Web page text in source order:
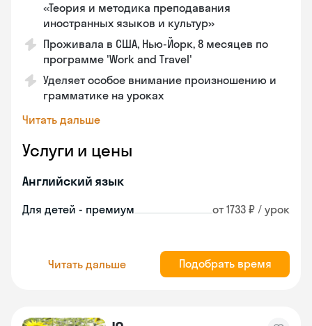
«Теория и методика преподавания
иностранных языков и культур»
Проживала в США, Нью-Йорк, 8 месяцев по
программе 'Work and Travel'
Уделяет особое внимание произношению и
грамматике на уроках
Читать дальше
Услуги и цены
Английский язык
Для детей - премиум от 1733 ₽ / урок
Читать дальше Подобрать время